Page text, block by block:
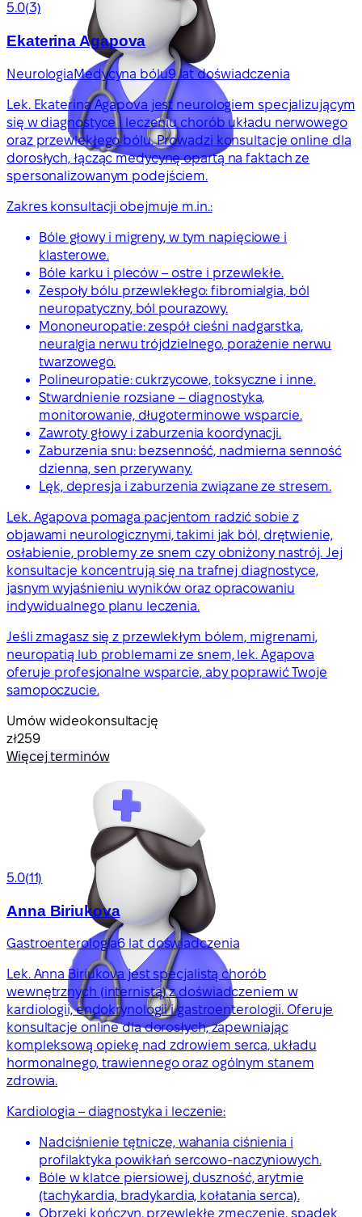
5.0(3)
Ekaterina Agapova
NeurologiaMedycyna bólu9 lat doświadczenia
Lek. Ekaterina Agapova jest neurologiem specjalizującym
się w diagnostyce i leczeniu chorób układu nerwowego
oraz przewlekłego bólu. Prowadzi konsultacje online dla
dorosłych, łącząc medycynę opartą na faktach ze
spersonalizowanym podejściem.
Zakres konsultacji obejmuje m.in.:
Bóle głowy i migreny, w tym napięciowe i
klasterowe.
Bóle karku i pleców – ostre i przewlekłe.
Zespoły bólu przewlekłego: fibromialgia, ból
neuropatyczny, ból pourazowy.
Mononeuropatie: zespół cieśni nadgarstka,
neuralgia nerwu trójdzielnego, porażenie nerwu
twarzowego.
Polineuropatie: cukrzycowe, toksyczne i inne.
Stwardnienie rozsiane – diagnostyka,
monitorowanie, długoterminowe wsparcie.
Zawroty głowy i zaburzenia koordynacji.
Zaburzenia snu: bezsenność, nadmierna senność
dzienna, sen przerywany.
Lęk, depresja i zaburzenia związane ze stresem.
Lek. Agapova pomaga pacjentom radzić sobie z
objawami neurologicznymi, takimi jak ból, drętwienie,
osłabienie, problemy ze snem czy obniżony nastrój. Jej
konsultacje koncentrują się na trafnej diagnostyce,
jasnym wyjaśnieniu wyników oraz opracowaniu
indywidualnego planu leczenia.
Jeśli zmagasz się z przewlekłym bólem, migrenami,
neuropatią lub problemami ze snem, lek. Agapova
oferuje profesjonalne wsparcie, aby poprawić Twoje
samopoczucie.
Umów wideokonsultację
zł259
Więcej terminów
5.0(11)
Anna Biriukova
Gastroenterologia6 lat doświadczenia
Lek. Anna Biriukova jest specjalistą chorób
wewnętrznych (internistą) z doświadczeniem w
kardiologii, endokrynologii i gastroenterologii. Oferuje
konsultacje online dla dorosłych, zapewniając
kompleksową opiekę nad zdrowiem serca, układu
hormonalnego, trawiennego oraz ogólnym stanem
zdrowia.
Kardiologia – diagnostyka i leczenie:
Nadciśnienie tętnicze, wahania ciśnienia i
profilaktyka powikłań sercowo-naczyniowych.
Bóle w klatce piersiowej, duszność, arytmie
(tachykardia, bradykardia, kołatania serca).
Obrzęki kończyn, przewlekłe zmęczenie, spadek